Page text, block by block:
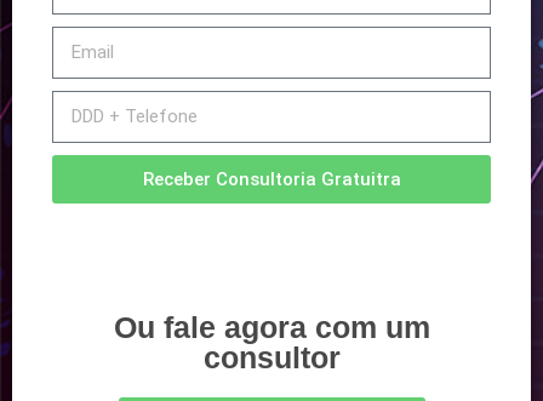
Receber Consultoria Gratuitra
Ou fale agora com um
consultor